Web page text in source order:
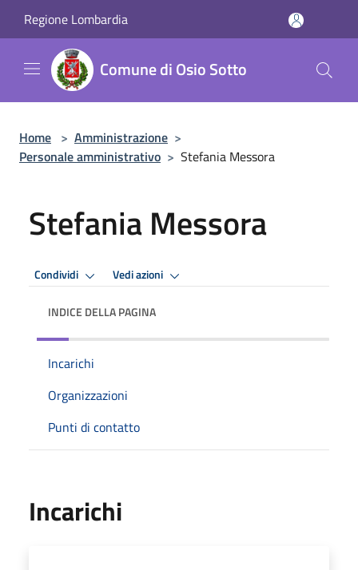
Regione Lombardia
Comune di Osio Sotto
Home > Amministrazione >
Personale amministrativo > Stefania Messora
Stefania Messora
Condividi Vedi azioni
INDICE DELLA PAGINA
Incarichi
Organizzazioni
Punti di contatto
Incarichi